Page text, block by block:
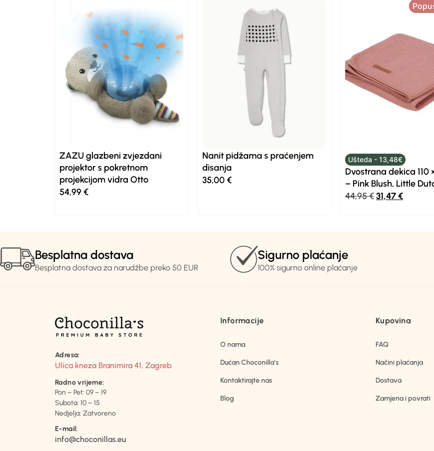
ZAZU glazbeni zvjezdani
projektor s pokretnom
projekcijom vidra Otto
54,99€
Nanit pidžama s praćenjem
disanja
35,00€
Ušteda - 13,48€
Dvostrana dekica 110
– Pink Blush, Little
44,95€31,47€
Besplatna dostava
Besplatna dostava za narudžbe preko 50 EUR
Sigurno plaćanje
100% sigurno online plaćanje
Adresa:
Ulica kneza Branimira 41, Zagreb
Radno vrijeme:
Pon – Pet: 09 – 19
Subota: 10 – 15
Nedjelja: Zatvoreno
E-mail:
info@choconillas.eu
Informacije
O nama
Dućan Choconilla’s
Kontaktirajte nas
Blog
Kupovina
FAQ
Načini plaćanja
Dostava
Zamjena i povrati